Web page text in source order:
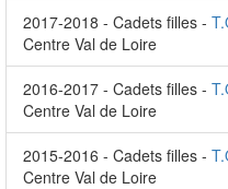
2017-2018 - Cadets filles -
Centre Val de Loire
2016-2017 - Cadets filles -
Centre Val de Loire
2015-2016 - Cadets filles -
Centre Val de Loire